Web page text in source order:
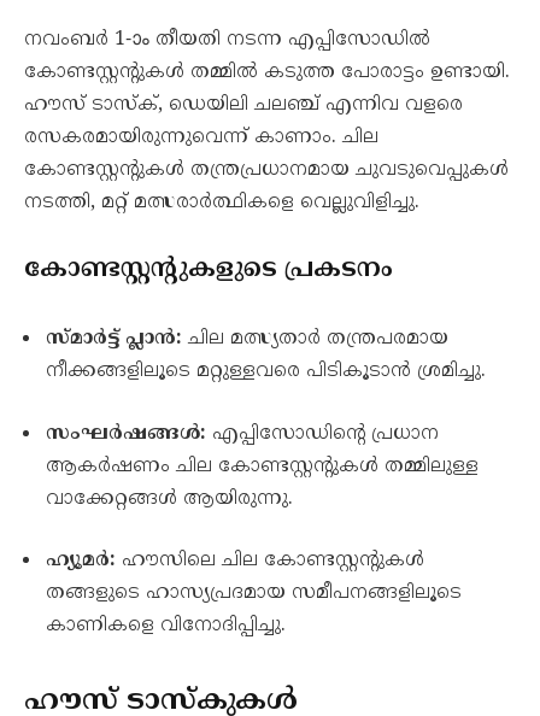
നവംബർ 1-ാം തീയതി നടന്ന എപ്പിസോഡിൽ
കോണ്ടസ്റ്റന്റുകൾ തമ്മിൽ കടുത്ത പോരാട്ടം ഉണ്ടായി.
ഹൗസ് ടാസ്ക്, ഡെയിലി ചലഞ്ച് എന്നിവ വളരെ
രസകരമായിരുന്നുവെന്ന് കാണാം. ചില
കോണ്ടസ്റ്റന്റുകൾ തന്ത്രപ്രധാനമായ ചുവടുവെപ്പുകൾ
നടത്തി, മറ്റ് മത്സരാർത്ഥികളെ വെല്ലുവിളിച്ചു.
കോണ്ടസ്റ്റന്റുകളുടെ പ്രകടനം
സ്മാർട്ട് പ്ലാൻ: ചില മത്സ്യതാർ തന്ത്രപരമായ
നീക്കങ്ങളിലൂടെ മറ്റുള്ളവരെ പിടികൂടാൻ ശ്രമിച്ചു.
സംഘർഷങ്ങൾ: എപ്പിസോഡിന്റെ പ്രധാന
ആകർഷണം ചില കോണ്ടസ്റ്റന്റുകൾ തമ്മിലുള്ള
വാക്കേറ്റങ്ങൾ ആയിരുന്നു.
ഹ്യൂമർ: ഹൗസിലെ ചില കോണ്ടസ്റ്റന്റുകൾ
തങ്ങളുടെ ഹാസ്യപ്രദമായ സമീപനങ്ങളിലൂടെ
കാണികളെ വിനോദിപ്പിച്ചു.
ഹൗസ് ടാസ്കുകൾ